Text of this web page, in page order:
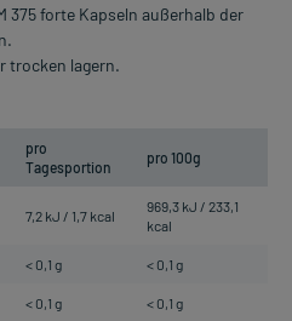
375 forte Kapseln außerhalb der
trocken lagern.
pro
Tagesportion
pro 100g
7,2 kJ / 1,7 kcal
969,3 kJ / 233,1
kcal
< 0,1 g < 0,1 g
< 0,1 g < 0,1 g